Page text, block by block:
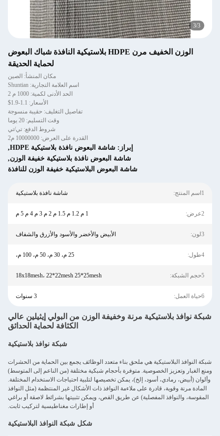
3/3
الوزن الخفيف مرن HDPE بلاستيكية النافذة شباك البعوض
لحماية الحديقة
مكان المنشأ: الصين
اسم العلامة التجارية: Shuntian
الحد الأدنى لكمية: 1000 م 2
الأسعار: 1.1-1.9$
تفاصيل التغليف: حقيبة منسوجة
وقت التسليم: 20 يوما
شروط الدفع: تي/تي
القدرة على العرض: 10000000 م2
إبراز: شاشة البعوض نافذة بلاستيكية HDPE
,
شاشة البعوض نافذة بلاستيكية خفيفة الوزن,
شاشة البعوض البلاستيكية خفيفة الوزن للنافذة
1اسم المنتج: شاشة نافذة بلاستيكية
2عرض: 1 م 1.2 م 1.5 م 2 م 3 م 4 م 5 م
3لون: الأبيض والأخضر والأسود والأزرق والشفاف
4طول: 25 م، 30 م، 50 م، 100 م،
5حجم الشبكة: 18x18mesh، 22*22mesh 25*25mesh
6حياة العمل: 3 سنوات
شبكة نوافذ بلاستيكية مرنة وخفيفة الوزن من البولي إيثيلين عالي
الكثافة لحماية الحدائق
شبكة نوافذ بلاستيكية
شبكة النوافذ البلاستيكية هي ملحق بناء متعدد الوظائف يجمع بين الحماية من الحشرات
ومنع الغبار وتعزيز الخصوصية. متوفرة بأحجام شبكية مختلفة (من الناعم إلى المتوسط)
وألوان (أبيض، رمادي، أسود، إلخ)، يمكن تخصيصها لتلبية احتياجات الاستخدام المختلفة.
المادة مرنة وقوية، قادرة على ملاءمة النوافذ ذات الأشكال غير المنتظمة (مثل النوافذ
المقوسة، والنوافذ المفصلية) عن طريق القص، ويمكن تثبيتها بشرائط لاصقة أو براغي
أو إطارات مغناطيسية لتركيب ثابت.
شكل شبكة النوافذ البلاستيكية